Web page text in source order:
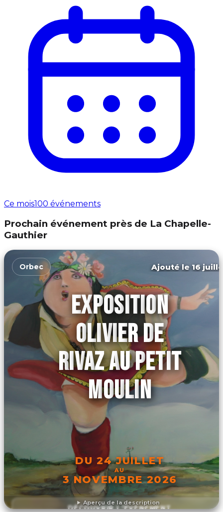
Ce mois100 événements
Prochain événement près de La Chapelle-
Gauthier
Aperçu de la description
Orbec Ajouté le 16
EXPOSITION
OLIVIER DE
RIVAZ AU PETIT
MOULIN
DU 24 JUILLET
AU
3 NOVEMBRE 2026
DÉCOUVRIR L'ÉVÉNEMENT